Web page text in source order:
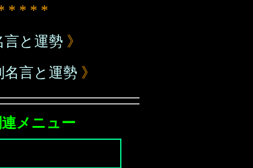
* * * *
言と運勢 》
名言と運勢 》
連メニュー